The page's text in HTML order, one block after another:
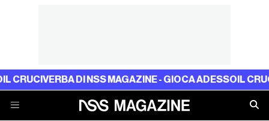
DI NSS MAGAZINE - GIOCA ADESSOIL